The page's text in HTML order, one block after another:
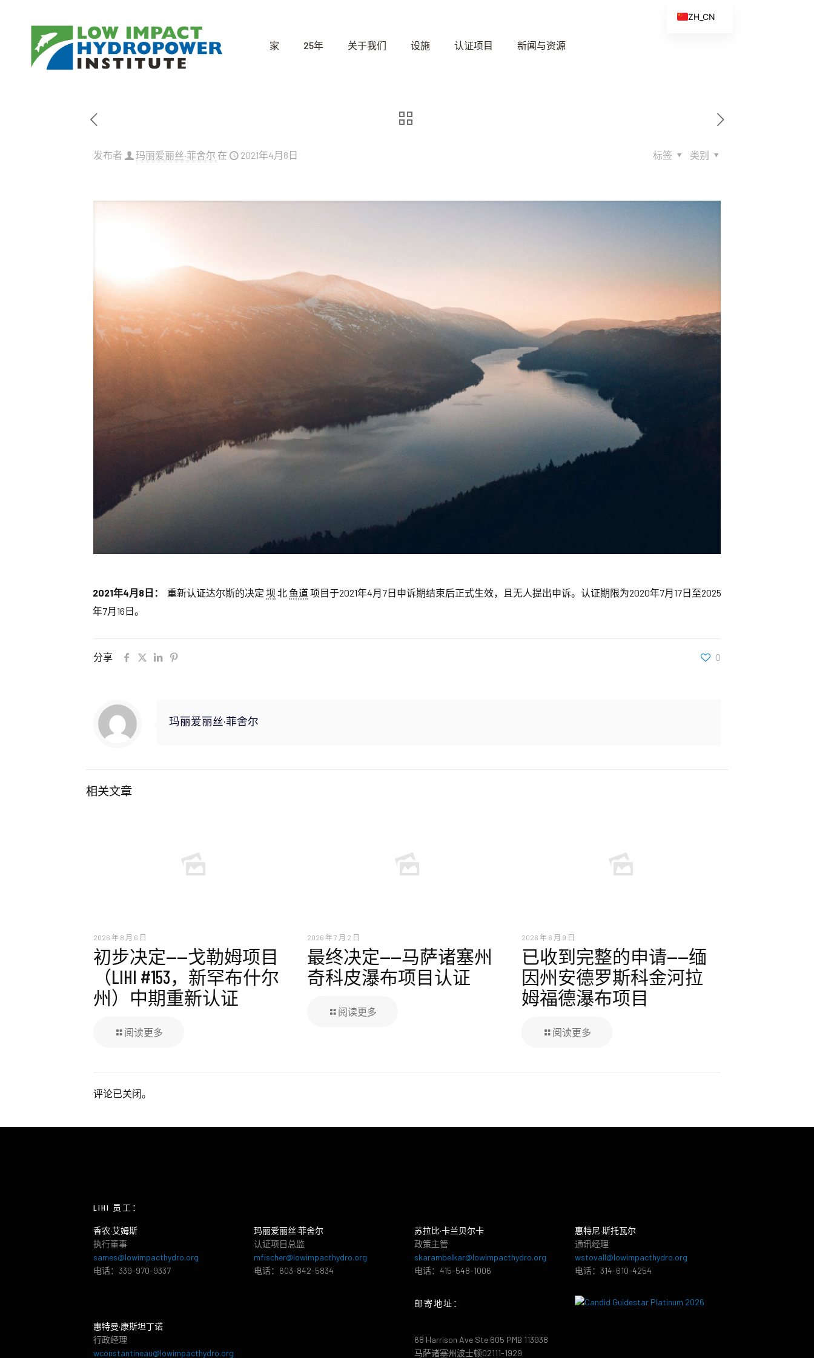
家 25年 关于我们 设施 认证项目 新闻与资源
发布者 玛丽爱丽丝·菲舍尔 在 2021年4月8日 类别
标签
2021年4月8日： 重新认证达尔斯的决定 坝 北 鱼道项目于2021年4月7日申诉期结束后正式生效，且无人提出申诉。认证期限为2020年7月17日至2025
年7月16日。
分享 0
玛丽爱丽丝·菲舍尔
相关文章
2026 年 8 月 6 日
初步决定——戈勒姆项目
（LIHI #153，新罕布什尔
州）中期重新认证
阅读更多
2026 年 7 月 2 日
最终决定——马萨诸塞州
奇科皮瀑布项目认证
阅读更多
2026 年 6 月 9 日
已收到完整的申请——缅
因州安德罗斯科金河拉
姆福德瀑布项目
阅读更多
评论已关闭。
LIHI 员工：
香农·艾姆斯
执行董事
sames@lowimpacthydro.org
电话：339-970-9337
惠特曼·康斯坦丁诺
行政经理
wconstantineau@lowimpacthydro.org
玛丽爱丽丝·菲舍尔
认证项目总监
mfischer@lowimpacthydro.org
电话：603-842-5834
苏拉比·卡兰贝尔卡
政策主管
skarambelkar@lowimpacthydro.org
电话：415-548-1006
邮寄地址：
68 Harrison Ave Ste 605 PMB 113938
马萨诸塞州波士顿02111-1929
惠特尼·斯托瓦尔
通讯经理
wstovall@lowimpacthydro.org
电话：314-610-4254
ZH_CN